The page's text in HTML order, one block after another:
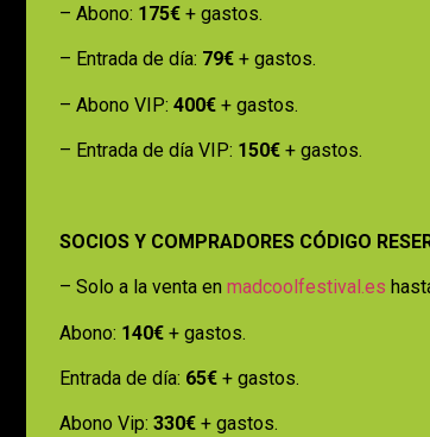
– Abono: 175€ + gastos.
– Entrada de día: 79€ + gastos.
– Abono VIP: 400€ + gastos.
– Entrada de día VIP: 150€ + gastos.
SOCIOS Y COMPRADORES CÓDIGO
– Solo a la venta en madcoolfestival.es
Abono: 140€ + gastos.
Entrada de día: 65€ + gastos.
Abono Vip: 330€ + gastos.